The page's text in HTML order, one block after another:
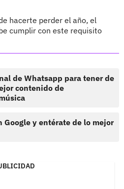
hacerte perder el año, el
cumplir con este requisito
de Whatsapp para tener de
contenido de
Google y entérate de lo mejor